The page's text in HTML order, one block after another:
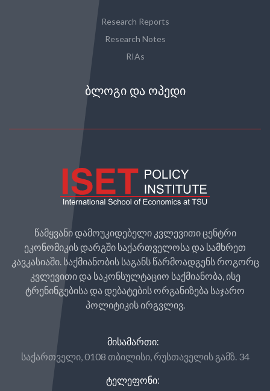
Research Reports
Research Notes
RIAs
ᲑᲚᲝᲒᲘ ᲓᲐ ᲝᲞᲔᲓᲘ
წამყვანი დამოუკიდებელი კვლევითი ცენტრი
ეკონომიკის დარგში საქართველოსა და სამხრეთ
კავკასიაში. საქმიანობის საგანს წარმოადგენს როგორც
კვლევითი და საკონსულტაციო საქმიანობა, ისე
ტრენინგებისა და დებატების ორგანიზება საჯარო
პოლიტიკის ირგვლივ.
ᲛᲘᲡᲐᲛᲐᲠᲗᲘ:
საქართველი, 0108 თბილისი, რუსთაველის გამზ. 34
ᲢᲔᲚᲔᲤᲝᲜᲘ: